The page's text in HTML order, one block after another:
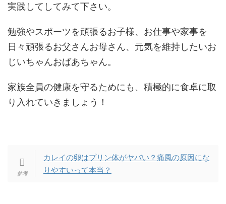
実践してしてみて下さい。
勉強やスポーツを頑張るお子様、お仕事や家事を
日々頑張るお父さんお母さん、元気を維持したいお
じいちゃんおばあちゃん。
家族全員の健康を守るためにも、積極的に食卓に取
り入れていきましょう！
カレイの卵はプリン体がヤバい？痛風の原因にな
りやすいって本当？